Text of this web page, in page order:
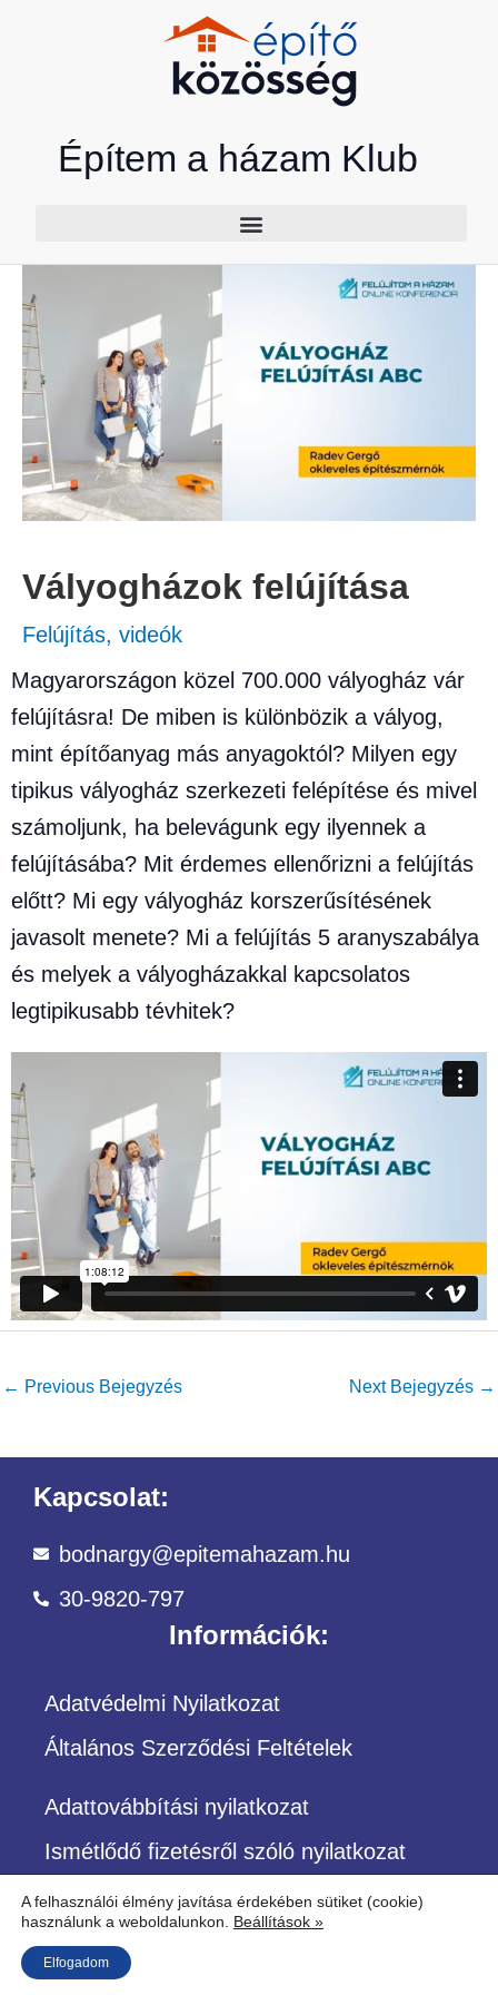
Építem a házam Klub
Vályogházok felújítása
Felújítás, videók
Magyarországon közel 700.000 vályogház vár
felújításra! De miben is különbözik a vályog,
mint építőanyag más anyagoktól? Milyen egy
tipikus vályogház szerkezeti felépítése és mivel
számoljunk, ha belevágunk egy ilyennek a
felújításába? Mit érdemes ellenőrizni a felújítás
előtt? Mi egy vályogház korszerűsítésének
javasolt menete? Mi a felújítás 5 aranyszabálya
és melyek a vályogházakkal kapcsolatos
legtipikusabb tévhitek?
← Previous Bejegyzés Next Bejegyzés →
Kapcsolat:
bodnargy@epitemahazam.hu
30-9820-797
Információk:
Adatvédelmi Nyilatkozat
Általános Szerződési Feltételek
Adattovábbítási nyilatkozat
Ismétlődő fizetésről szóló nyilatkozat
©Copyright – Minden jog fenntartva
A felhasználói élmény javítása érdekében sütiket (cookie)
használunk a weboldalunkon. Beállítások »
Elfogadom